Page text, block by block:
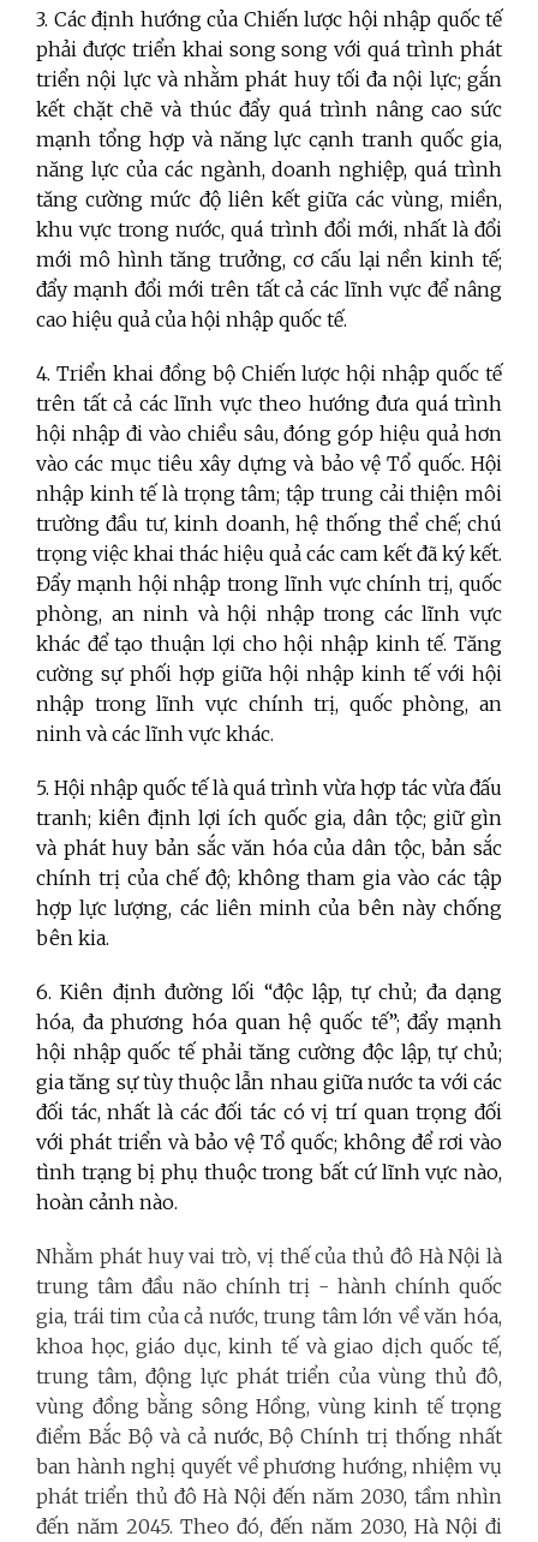
3. Các định hướng của Chiến lược hội nhập quốc tế
phải được triển khai song song với quá trình phát
triển nội lực và nhằm phát huy tối đa nội lực; gắn
kết chặt chẽ và thúc đẩy quá trình nâng cao sức
mạnh tổng hợp và năng lực cạnh tranh quốc gia,
năng lực của các ngành, doanh nghiệp, quá trình
tăng cường mức độ liên kết giữa các vùng, miền,
khu vực trong nước, quá trình đổi mới, nhất là đổi
mới mô hình tăng trưởng, cơ cấu lại nền kinh tế;
đẩy mạnh đổi mới trên tất cả các lĩnh vực để nâng
cao hiệu quả của hội nhập quốc tế.
4. Triển khai đồng bộ Chiến lược hội nhập quốc tế
trên tất cả các lĩnh vực theo hướng đưa quá trình
hội nhập đi vào chiều sâu, đóng góp hiệu quả hơn
vào các mục tiêu xây dựng và bảo vệ Tổ quốc. Hội
nhập kinh tế là trọng tâm; tập trung cải thiện môi
trường đầu tư, kinh doanh, hệ thống thể chế; chú
trọng việc khai thác hiệu quả các cam kết đã ký kết.
Đẩy mạnh hội nhập trong lĩnh vực chính trị, quốc
phòng, an ninh và hội nhập trong các lĩnh vực
khác để tạo thuận lợi cho hội nhập kinh tế. Tăng
cường sự phối hợp giữa hội nhập kinh tế với hội
nhập trong lĩnh vực chính trị, quốc phòng, an
ninh và các lĩnh vực khác.
5. Hội nhập quốc tế là quá trình vừa hợp tác vừa đấu
tranh; kiên định lợi ích quốc gia, dân tộc; giữ gìn
và phát huy bản sắc văn hóa của dân tộc, bản sắc
chính trị của chế độ; không tham gia vào các tập
hợp lực lượng, các liên minh của bên này chống
bên kia.
6. Kiên định đường lối “độc lập, tự chủ; đa dạng
hóa, đa phương hóa quan hệ quốc tế”; đẩy mạnh
hội nhập quốc tế phải tăng cường độc lập, tự chủ;
gia tăng sự tùy thuộc lẫn nhau giữa nước ta với các
đối tác, nhất là các đối tác có vị trí quan trọng đối
với phát triển và bảo vệ Tổ quốc; không để rơi vào
tình trạng bị phụ thuộc trong bất cứ lĩnh vực nào,
hoàn cảnh nào.
Nhằm phát huy vai trò, vị thế của thủ đô Hà Nội là
trung tâm đầu não chính trị - hành chính quốc
gia, trái tim của cả nước, trung tâm lớn về văn hóa,
khoa học, giáo dục, kinh tế và giao dịch quốc tế,
trung tâm, động lực phát triển của vùng thủ đô,
vùng đồng bằng sông Hồng, vùng kinh tế trọng
điểm Bắc Bộ và cả nước,Bộ Chính trị thống nhất
ban hành nghị quyết về phương hướng, nhiệm vụ
phát triển thủ đô Hà Nội đến năm 2030, tầm nhìn
đến năm 2045. Theo đó, đến năm 2030, Hà Nội đi